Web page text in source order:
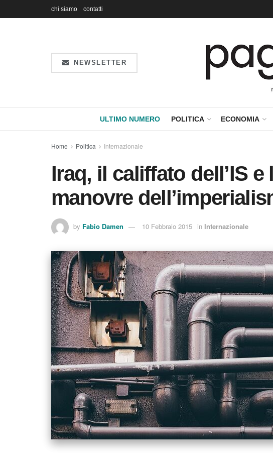
chi siamo contatti
NEWSLETTER
ULTIMO NUMERO POLITICA ECONOMIA
Home Politica Internazionale
Iraq, il califfato dell’IS e
manovre
by Fabio Damen 10 Febbraio 2015 in Internazionale